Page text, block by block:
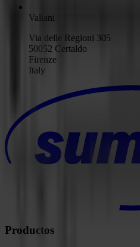
Valiani
Via delle Regioni 305
50052 Certaldo
Firenze
Italy
Productos